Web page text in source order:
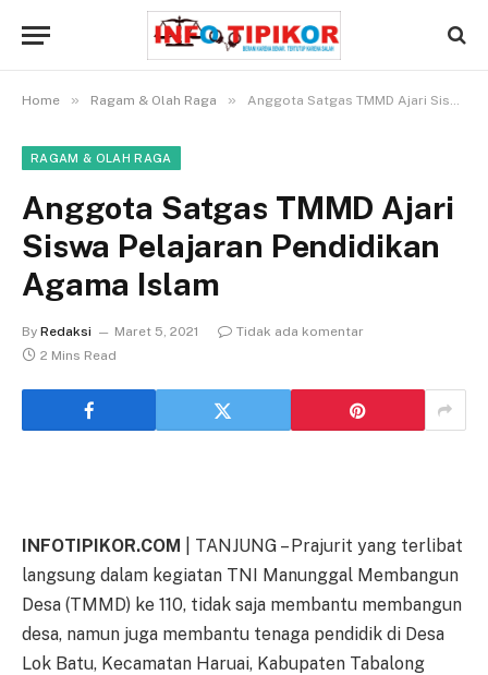
Home » Ragam & Olah Raga » Anggota Satgas TMMD Ajari Siswa Pelajaran Pendidikan Agama Islam
RAGAM & OLAH RAGA
Anggota Satgas TMMD Ajari
Siswa Pelajaran Pendidikan
Agama Islam
By Redaksi Maret 5, 2021
Tidak ada komentar
2 Mins Read
INFOTIPIKOR.COM
| TANJUNG – Prajurit yang terlibat
langsung dalam kegiatan TNI Manunggal Membangun
Desa (TMMD) ke 110, tidak saja membantu membangun
desa, namun juga membantu tenaga pendidik di Desa
Lok Batu, Kecamatan Haruai, Kabupaten Tabalong